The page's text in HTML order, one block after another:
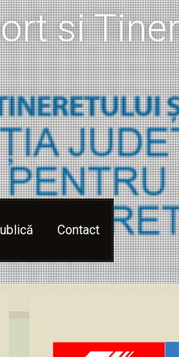
si
Contact